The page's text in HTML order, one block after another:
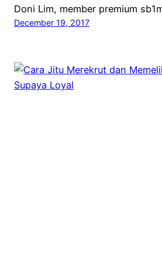
Doni Lim, member premium
December 19, 2017